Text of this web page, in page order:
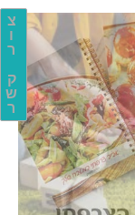
צ
ו
ר
ק
ש
ר